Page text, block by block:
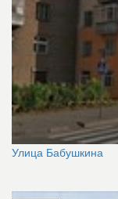
Улица Бабушкина